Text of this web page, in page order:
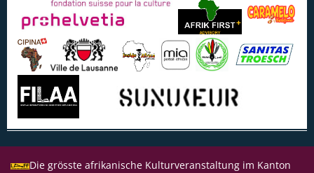
Die grösste afrikanische Kulturveranstaltung im Kanton